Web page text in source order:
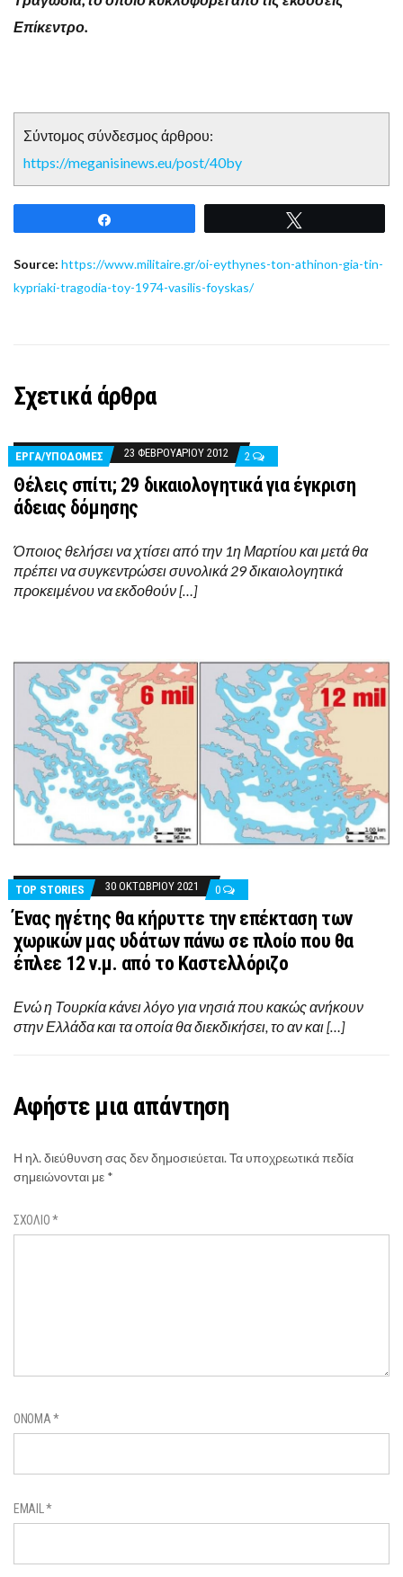
Επίκεντρο.
Σύντομος σύνδεσμος άρθρου:
https://meganisinews.eu/post/40by
Source: https://www.militaire.gr/oi-eythynes-ton-athinon-gia-tin-
kypriaki-tragodia-toy-1974-vasilis-foyskas/
Σχετικά άρθρα
ΈΡΓΑ/ΥΠΟΔΟΜΈΣ 23 ΦΕΒΡΟΥΑΡΊΟΥ 2012 2
Θέλεις σπίτι; 29 δικαιολογητικά για έγκριση
άδειας δόμησης
Όποιος θελήσει να χτίσει από την 1η Μαρτίου και μετά θα
πρέπει να συγκεντρώσει συνολικά 29 δικαιολογητικά
προκειμένου να εκδοθούν […]
TOP STORIES 30 ΟΚΤΩΒΡΊΟΥ 2021 0
Ένας ηγέτης θα κήρυττε την επέκταση των
χωρικών μας υδάτων πάνω σε πλοίο που θα
έπλεε 12 ν.μ. από το Καστελλόριζο
Ενώ η Τουρκία κάνει λόγο για νησιά που κακώς ανήκουν
στην Ελλάδα και τα οποία θα διεκδικήσει, το αν και […]
Αφήστε μια απάντηση
Η ηλ. διεύθυνση σας δεν δημοσιεύεται.Τα υποχρεωτικά πεδία
σημειώνονται με *
ΣΧΌΛΙΟ*
ΌΝΟΜΑ*
EMAIL*